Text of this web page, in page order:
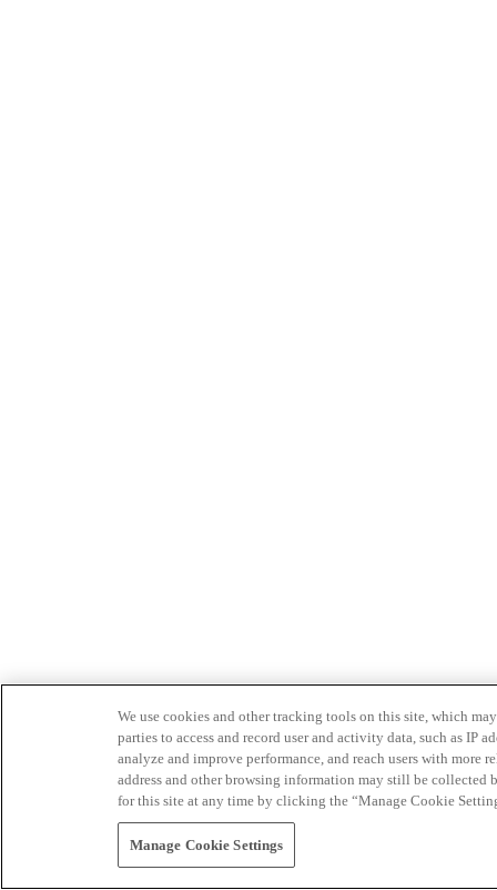
We use cookies and other tracking tools on this site, which
parties to access and record user and activity data, such as IP
analyze and improve performance, and reach users with
address and other browsing information may still be collected
for this site at any time by clicking the “Manage Cookie
Manage Cookie Settings